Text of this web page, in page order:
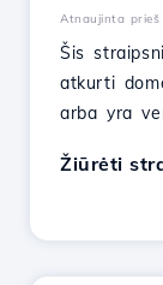
Atnaujinta
Šis
atkurti
arba yra
Žiūrėti